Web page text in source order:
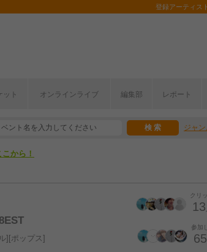
登録アーティス
ット オンラインライブ 編集部 レポート
ジャ
半期編発表！
から！
クリ
13
参加
65
ポップス